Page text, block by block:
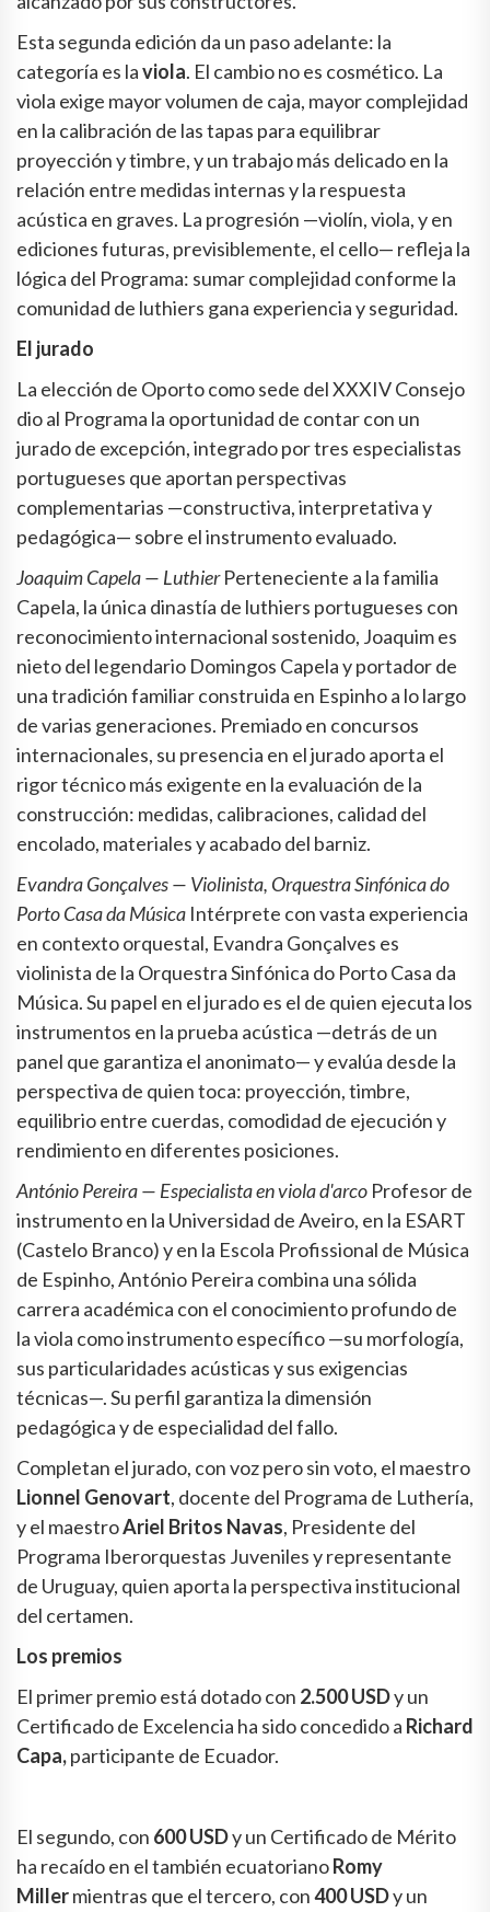
Esta segunda edición da un paso adelante: la
categoría es laviola. El cambio no es cosmético. La
viola exige mayor volumen de caja, mayor complejidad
en la calibración de las tapas para equilibrar
proyección y timbre, y un trabajo más delicado en la
relación entre medidas internas y la respuesta
acústica en graves. La progresión —violín, viola, y en
ediciones futuras, previsiblemente, el cello— refleja la
lógica del Programa: sumar complejidad conforme la
comunidad de luthiers gana experiencia y seguridad.
El jurado
La elección de Oporto como sede del XXXIV Consejo
dio al Programa la oportunidad de contar con un
jurado de excepción, integrado por tres especialistas
portugueses que aportan perspectivas
complementarias —constructiva, interpretativa y
pedagógica— sobre el instrumento evaluado.
Joaquim Capela — LuthierPerteneciente a la familia
Capela, la única dinastía de luthiers portugueses con
reconocimiento internacional sostenido, Joaquim es
nieto del legendario Domingos Capela y portador de
una tradición familiar construida en Espinho a lo largo
de varias generaciones. Premiado en concursos
internacionales, su presencia en el jurado aporta el
rigor técnico más exigente en la evaluación de la
construcción: medidas, calibraciones, calidad del
encolado, materiales y acabado del barniz.
Evandra Gonçalves — Violinista, Orquestra Sinfónica do
Porto Casa da Música Intérprete con vasta experiencia
en contexto orquestal, Evandra Gonçalves es
violinista de la Orquestra Sinfónica do Porto Casa da
Música. Su papel en el jurado es el de quien ejecuta los
instrumentos en la prueba acústica —detrás de un
panel que garantiza el anonimato— y evalúa desde la
perspectiva de quien toca: proyección, timbre,
equilibrio entre cuerdas, comodidad de ejecución y
rendimiento en diferentes posiciones.
António Pereira — Especialista en viola d'arco Profesor de
instrumento en la Universidad de Aveiro, en la ESART
(Castelo Branco) y en la Escola Profissional de Música
de Espinho, António Pereira combina una sólida
carrera académica con el conocimiento profundo de
la viola como instrumento específico —su morfología,
sus particularidades acústicas y sus exigencias
técnicas—. Su perfil garantiza la dimensión
pedagógica y de especialidad del fallo.
Completan el jurado, con voz pero sin voto, el maestro
Lionnel Genovart, docente del Programa de Luthería,
y el maestroAriel Britos Navas, Presidente del
Programa Iberorquestas Juveniles y representante
de Uruguay, quien aporta la perspectiva institucional
del certamen.
Los premios
El primer premio está dotado con 2.500 USDy un
Certificado de Excelencia ha sido concedido a Richard
Capa,participante de Ecuador.
El segundo, con 600 USDy un Certificado de Mérito
ha recaído en el también ecuatorianoRomy
Millermientras que el tercero, con400 USDy un